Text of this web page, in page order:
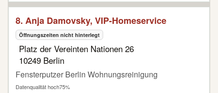
8. Anja Damovsky, VIP-Homeservice
Öffnungszeiten nicht hinterlegt
Platz der Vereinten Nationen 26
10249 Berlin
Fensterputzer Berlin Wohnungsreinigung
Datenqualität hoch75%